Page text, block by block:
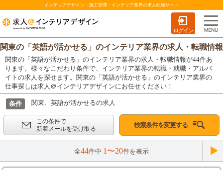
インテリアデザイン・施工管理・インテリア業界の求人転職サイト
ログイン
関東の「英語が活かせる」のインテリア業界の求人・転職情報
関東の「英語が活かせる」のインテリア業界の求人・転職情報が44件あ
ります。様々なこだわり条件で、インテリア業界の転職・就職・アルバ
イトの求人を探せます。関東の「英語が活かせる」のインテリア業界の
仕事探しは求人＠インテリアデザインにお任せください！
条件 関東、英語が活かせるの求人
この条件で
新着メールを受け取る
検索条件を変更する
全44件中 1〜20件を表示